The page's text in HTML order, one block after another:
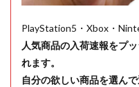
PlayStation5・Xbox・
人気商品の入荷速報をプ
れます。
自分の欲しい商品を選ん